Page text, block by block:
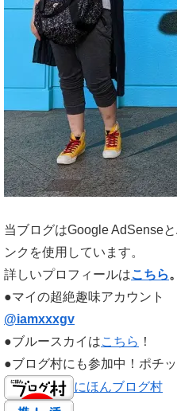
当ブログはGoogle AdSense
ンクを使用しています。
詳しいプロフィールはこちら。
●マイの超絶趣味アカウント
@iamxxxgv
●ブルースカイはこちら ！
●ブログ村にも参加中！ポチ
にほんブログ村